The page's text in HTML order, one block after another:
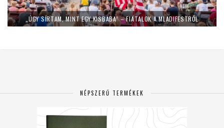
„ÚGY SÍRTAM, MINT EGY KISBABA” – FIATALOK A MLADIFESTRŐL
NÉPSZERŰ TERMÉKEK